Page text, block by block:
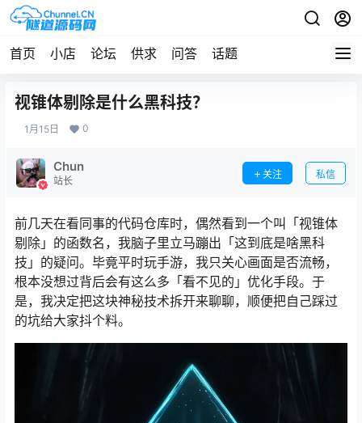
首页 小店 论坛 供求 问答 话题
视锥体剔除是什么黑科技？
1月15日 0
Chun
站长
关注 私信
前几天在看同事的代码仓库时，偶然看到一个叫「视锥体
剔除」的函数名，我脑子里立马蹦出「这到底是啥黑科
技」的疑问。毕竟平时玩手游，我只关心画面是否流畅，
根本没想过背后会有这么多「看不见的」优化手段。于
是，我决定把这块神秘技术拆开来聊聊，顺便把自己踩过
的坑给大家抖个料。